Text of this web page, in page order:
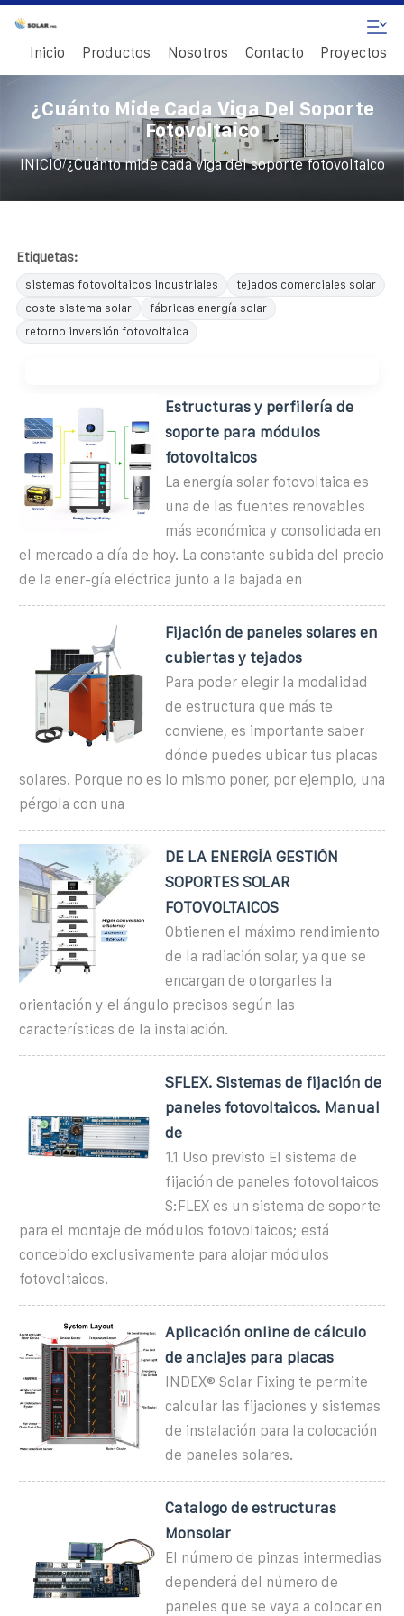
Inicio Productos Nosotros Contacto Proyectos
¿Cuánto Mide Cada Viga Del Soporte
Fotovoltaico
INICIO/¿Cuánto mide cada viga del soporte fotovoltaico
Etiquetas:
sistemas fotovoltaicos industriales
tejados comerciales solar
coste sistema solar
fábricas energía solar
retorno inversión fotovoltaica
Estructuras y perfilería de
soporte para módulos
fotovoltaicos
La energía solar fotovoltaica es
una de las fuentes renovables
más económica y consolidada en
el mercado a día de hoy. La constante subida del precio
de la ener-gía eléctrica junto a la bajada en
Fijación de paneles solares en
cubiertas y tejados
Para poder elegir la modalidad
de estructura que más te
conviene, es importante saber
dónde puedes ubicar tus placas
solares. Porque no es lo mismo poner, por ejemplo, una
pérgola con una
DE LA ENERGÍA GESTIÓN
SOPORTES SOLAR
FOTOVOLTAICOS
Obtienen el máximo rendimiento
de la radiación solar, ya que se
encargan de otorgarles la
orientación y el ángulo precisos según las
características de la instalación.
SFLEX. Sistemas de fijación de
paneles fotovoltaicos. Manual
de
1.1 Uso previsto El sistema de
fijación de paneles fotovoltaicos
S:FLEX es un sistema de soporte
para el montaje de módulos fotovoltaicos; está
concebido exclusivamente para alojar módulos
fotovoltaicos.
Aplicación online de cálculo
de anclajes para placas
INDEX® Solar Fixing te permite
calcular las fijaciones y sistemas
de instalación para la colocación
de paneles solares.
Catalogo de estructuras
Monsolar
El número de pinzas intermedias
dependerá del número de
paneles que se vaya a colocar en